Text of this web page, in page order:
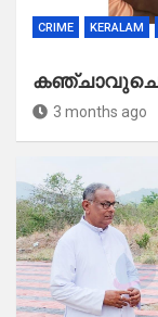
CRIME KERALAM
3 months ago